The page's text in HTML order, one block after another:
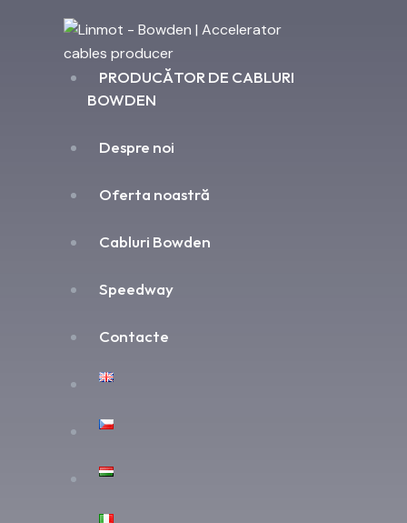
PRODUCĂTOR DE CABLURI
BOWDEN
Despre noi
Oferta noastră
Cabluri Bowden
Speedway
Contacte